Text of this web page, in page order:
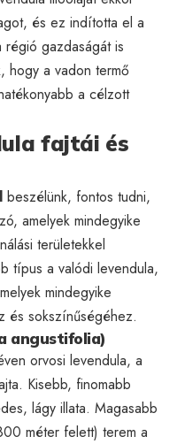
és ez indította el a
régió gazdaságát is
hogy a vadon termő
a célzott
fajtái és
beszélünk, fontos tudni,
amelyek mindegyike
területekkel
típus a valódi levendula,
mindegyike
és sokszínűségéhez.
angustifolia)
orvosi levendula, a
Kisebb, finomabb
lágy illata. Magasabb
méter felett) terem a